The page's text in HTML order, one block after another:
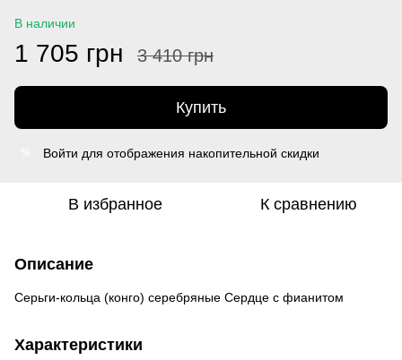
В наличии
1 705 грн 3 410 грн
Купить
Войти для отображения накопительной скидки
В избранное К сравнению
Описание
Серьги-кольца (конго) серебряные Сердце с фианитом
Характеристики